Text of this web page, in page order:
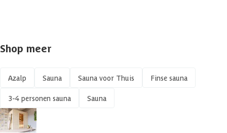
Shop meer
Azalp Sauna Sauna voor Thuis Finse sauna
3-4 personen sauna Sauna